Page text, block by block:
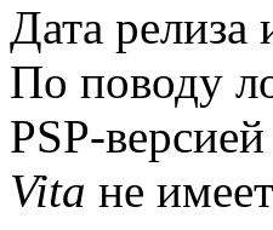
Дата релиза
По поводу
PSP-
Vita не